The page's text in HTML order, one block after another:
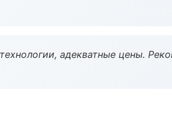
адекватные цены.